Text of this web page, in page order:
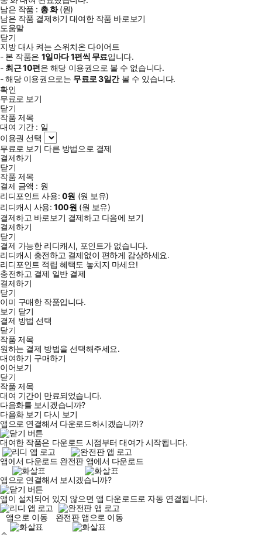
남은 작품 : 총화(원)
남은 작품 결제하기 대여한 작품 바로보기
도움말
닫기
지방 대사 켜는 스위치온 다이어트
- 본 작품은 1일마다1편씩 무료입니다.
- 최근10편은 해당 이용권으로 볼 수 없습니다.
- 해당 이용권으로는 무료로3일간볼 수 있습니다.
확인
무료로 보기
닫기
작품 제목
대여 기간 : 일
이용권 선택
무료로 보기 다른 방법으로 결제
결제하기
닫기
작품 제목
결제 금액 : 원
리디포인트 사용: 0원 (원 보유)
리디캐시 사용:100원 (원 보유)
결제하고 바로보기 결제하고 다음에 보기
결제하기
닫기
결제 가능한 리디캐시, 포인트가 없습니다.
리디캐시 충전하고 결제없이 편하게 감상하세요.
리디포인트 적립 혜택도 놓치지 마세요!
충전하고 결제 일반 결제
결제하기
닫기
이미 구매한 작품입니다.
보기 닫기
결제 방법 선택
닫기
작품 제목
원하는 결제 방법을 선택해주세요.
대여하기 구매하기
이어보기
닫기
작품 제목
대여 기간이 만료되었습니다.
다음화를 보시겠습니까?
다음화 보기 다시 보기
앱으로 연결해서 다운로드하시겠습니까?
대여한 작품은 다운로드 시점부터 대여가 시작됩니다.
앱에서 다운로드 완전판 앱에서 다운로드
앱으로 연결해서 보시겠습니까?
앱이 설치되어 있지 않으면 앱 다운로드로 자동 연결됩니다.
앱으로 이동
완전판 앱으로 이동